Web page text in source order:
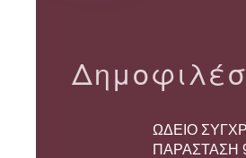
ΩΔΕΙΟ
ΠΑΡΑΣΤΑΣΗ